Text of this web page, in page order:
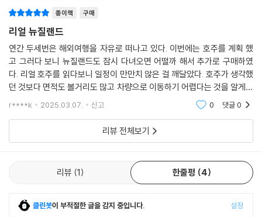
와나카
더니든
인버카길&블러프
스튜어트 아일랜드
REAL GUIDE_라키우라 그레이트 워크
PART 05 뉴질랜드 여행 준비
QUICK VIEW 한눈에 보는 뉴질랜드 여행 준비
STEP 02 항공권 구입하기
STEP 04 각종 증명서 만들기
STEP 05 출·입국하기
뉴질랜드는 두 개의 섬으로 이루어져 있으며, 대한민국 면적의 세 배나 된
다. 이 거대한 곳을 효율적으로 돌아볼 수 있는 일정을 짜는 것은 만만치 않
은 과정이다. 게다가 요즘의 여행자들은 자신의 취향에 맞는 만족감 높은
여행을 지향한다. 이 책에서는 이러한 여행 트렌드에 맞춰 뉴질랜드의 핵
심 매력을 발견할 수 있는 베스트 코스와 흥미로운 테마를 반영한 다양한
모델 루트를 함께 소개한다. 영화 〈반지의 제왕〉, 〈호빗〉의 촬영지에 방문하
거나, 화산 지형을 돌아보거나, 도시를 중심으로 문화와 액티비티를 즐기
거나, 한적한 풍경 속 와이너리에 들르는 등 풍성한 코스가 있다. 단기 여행
자를 위한 하이라이트 코스와 장기 여행자를 위한 일주 코스도 빠짐없이
넣었다. 나의 취향에 맞는 코스를 선택해 조합하면 가장 효율적인 일정이
요하기에 지역 내의 대중교통뿐만 아니라 도시 간, 섬 간 이동 수단을 친절
알면 여행이 더 재미있어지는 뉴질랜드 이야기
종이책 구매
리얼 뉴질랜드
연간 두세번은 해외여행을 자유로 떠나고 있다. 이번에는 호주를 계획 했
고 그러다 보니 뉴질랜드도 잠시 다녀오면 어떨까 해서 추가로 구매하였
다. 리얼 호주를 읽다보니 일정이 만만치 않은 걸 깨달았다. 호주가 생각했
던 것보다 면적도 볼거리도 많고 차량으로 이동하기 어렵다는 것을 알게되
어 항공도 한번은 이용해야 겠다고 생각했고, 그러다 보니 뉴질랜드는 따
r****k 2025.03.07. 신고 0 댓글0
리뷰 전체보기
리뷰 1 한줄평 4
클린봇이 부적절한 글을 감지 중입니다. 설정